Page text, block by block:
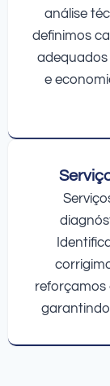
análise
definimos
e
reforçamos